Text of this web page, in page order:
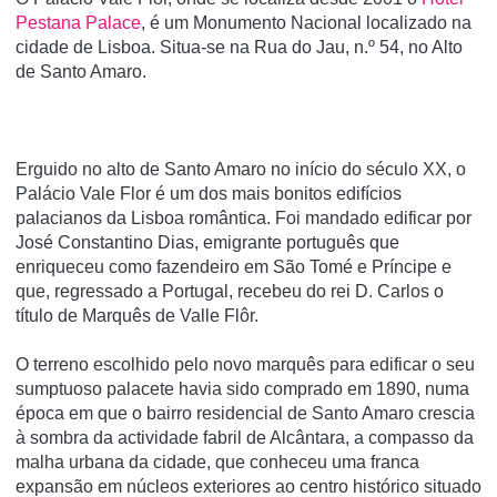
Pestana Palace, é um Monumento Nacional localizado na
cidade de Lisboa. Situa-se na Rua do Jau, n.º 54, no Alto
de Santo Amaro.
Erguido no alto de Santo Amaro no início do século XX, o
Palácio Vale Flor é um dos mais bonitos edifícios
palacianos da Lisboa romântica. Foi mandado edificar por
José Constantino Dias, emigrante português que
enriqueceu como fazendeiro em São Tomé e Príncipe e
que, regressado a Portugal, recebeu do rei D. Carlos o
título de Marquês de Valle Flôr.
O terreno escolhido pelo novo marquês para edificar o seu
sumptuoso palacete havia sido comprado em 1890, numa
época em que o bairro residencial de Santo Amaro crescia
à sombra da actividade fabril de Alcântara, a compasso da
malha urbana da cidade, que conheceu uma franca
expansão em núcleos exteriores ao centro histórico situado